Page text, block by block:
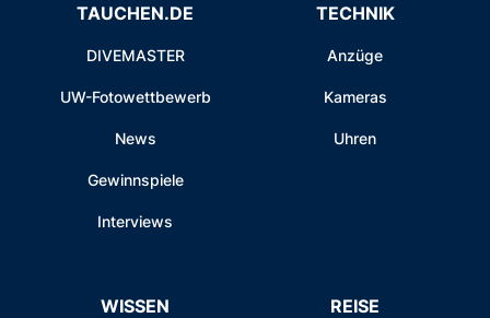
TAUCHEN.DE
DIVEMASTER
UW-Fotowettbewerb
News
Gewinnspiele
Interviews
TECHNIK
Anzüge
Kameras
Uhren
WISSEN REISE